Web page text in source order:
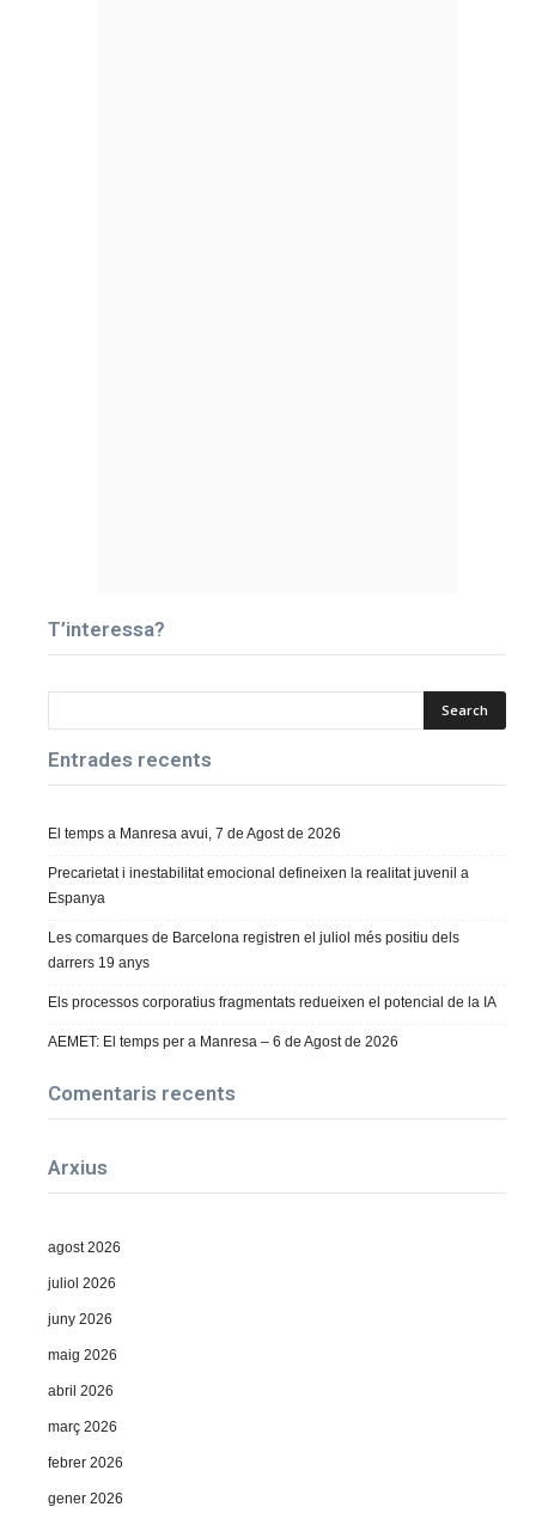
T’interessa?
Entrades recents
El temps a Manresa avui, 7 de Agost de 2026
Precarietat i inestabilitat emocional defineixen la realitat juvenil a
Espanya
Les comarques de Barcelona registren el juliol més positiu dels
darrers 19 anys
Els processos corporatius fragmentats redueixen el potencial de la IA
AEMET: El temps per a Manresa – 6 de Agost de 2026
Comentaris recents
Arxius
agost 2026
juliol 2026
juny 2026
maig 2026
abril 2026
març 2026
febrer 2026
gener 2026